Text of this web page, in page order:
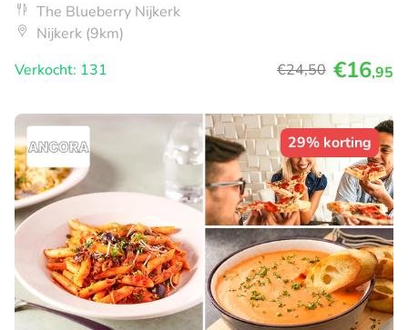
The Blueberry Nijkerk
Nijkerk (9km)
Verkocht: 131
€24,50 €16,95
29% korting